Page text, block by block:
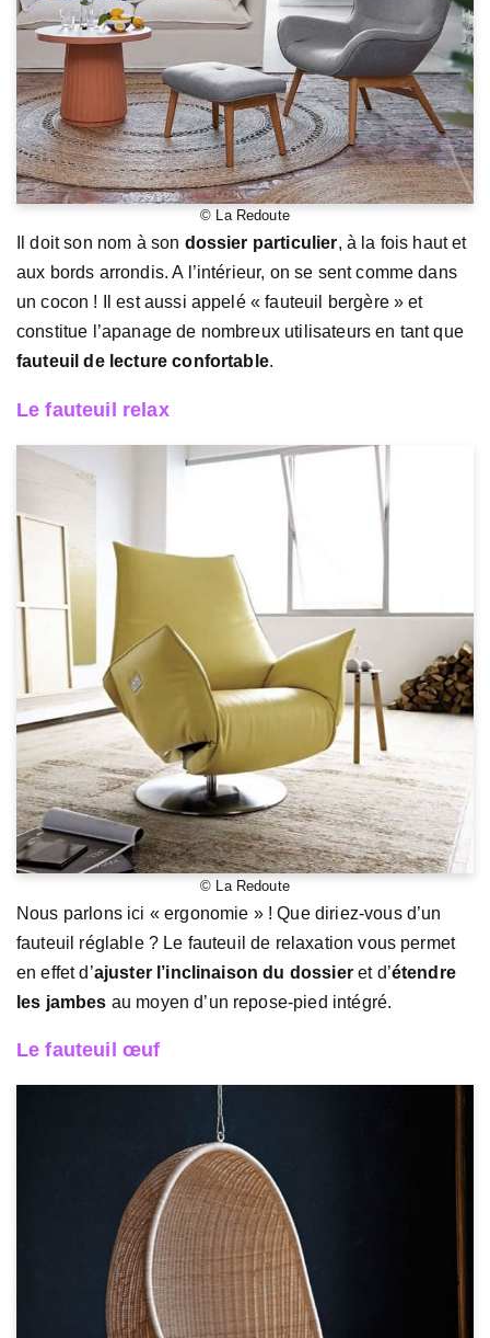
© La Redoute
Il doit son nom à son dossier particulier, à la fois haut et
aux bords arrondis. A l’intérieur, on se sent comme dans
un cocon ! Il est aussi appelé « fauteuil bergère » et
constitue l’apanage de nombreux utilisateurs en tant que
fauteuil de lecture confortable.
Le fauteuil relax
© La Redoute
Nous parlons ici « ergonomie » ! Que diriez-vous d’un
fauteuil réglable ? Le fauteuil de relaxation vous permet
en effet d’ajuster l’inclinaison du dossieret d’étendre
les jambes au moyen d’un repose-pied intégré.
Le fauteuil œuf